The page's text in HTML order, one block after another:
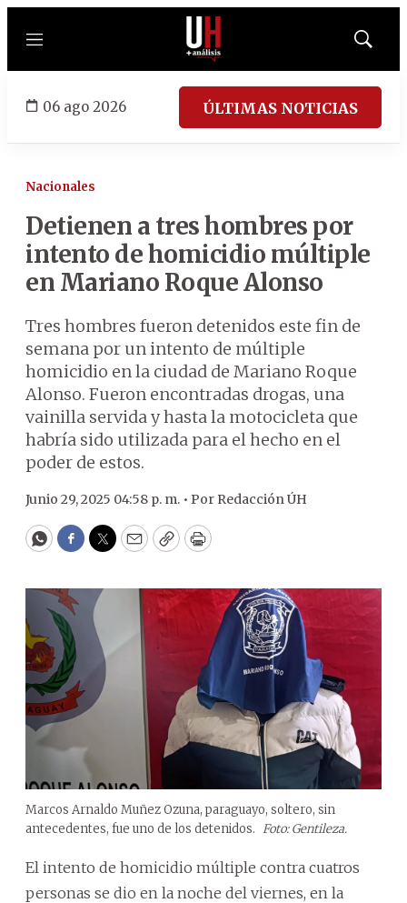
Menú
Mostrar
06 ago 2026 ÚLTIMAS NOTICIAS
Nacionales
Detienen a tres hombres por
intento de homicidio múltiple
en Mariano Roque Alonso
Tres hombres fueron detenidos este fin de
semana por un intento de múltiple
homicidio en la ciudad de Mariano Roque
Alonso. Fueron encontradas drogas, una
vainilla servida y hasta la motocicleta que
habría sido utilizada para el hecho en el
poder de estos.
Junio 29, 2025 04:58 p. m. • Por Redacción ÚH
WhatsApp
Facebook
Twitter
EmailCopyPrint
Marcos Arnaldo Muñez Ozuna, paraguayo, soltero, sin
antecedentes, fue uno de los detenidos. Foto: Gentileza.
El intento de homicidio múltiple contra cuatros
personas se dio en la noche del viernes, en la